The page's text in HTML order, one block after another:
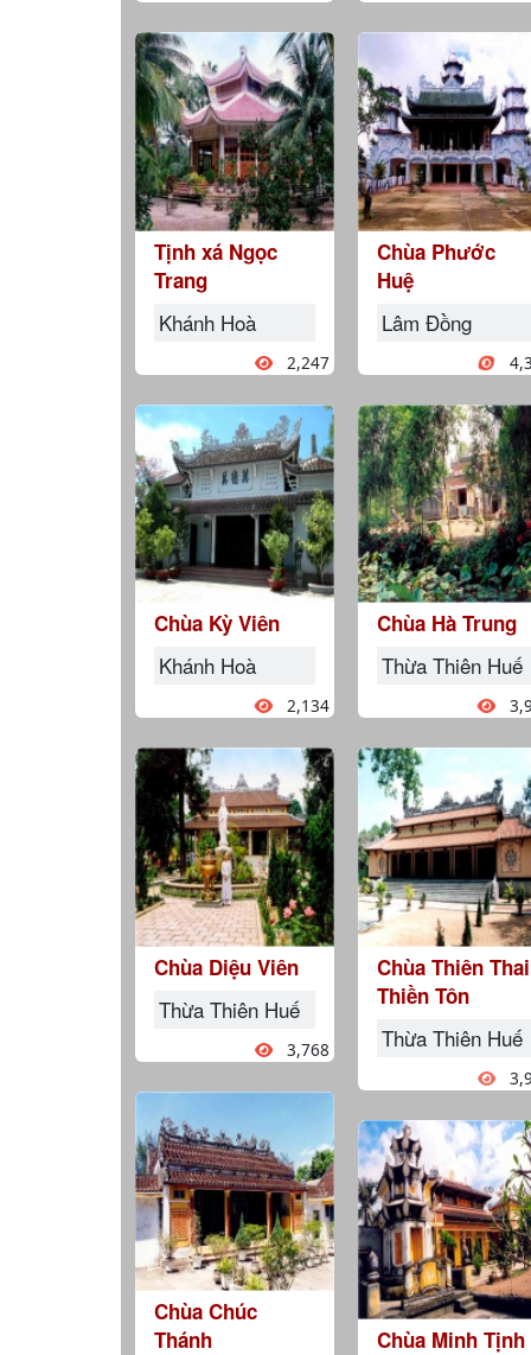
Tịnh xá Ngọc
Trang
Khánh Hoà
2,247
Chùa Kỳ Viên
Khánh Hoà
2,134
Chùa Diệu Viên
Thừa Thiên Huế
3,768
Chùa Chúc
Thánh
Chùa Phước
Huệ
Lâm Đồng
Chùa Hà Trung
Thừa Thiên Huế
Chùa Thiên Thai
Thiền Tôn
Thừa Thiên Huế
Chùa Minh Tịnh